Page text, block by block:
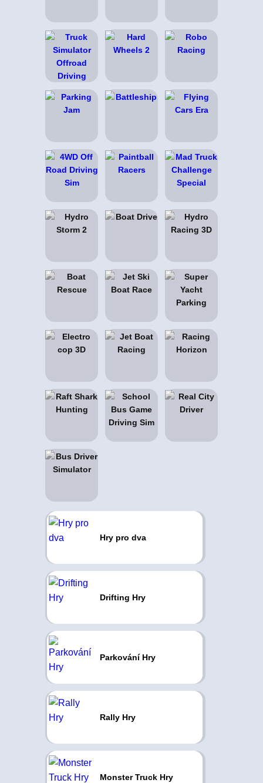
Hry pro dva
Drifting Hry
Parkování Hry
Rally Hry
Monster Truck Hry